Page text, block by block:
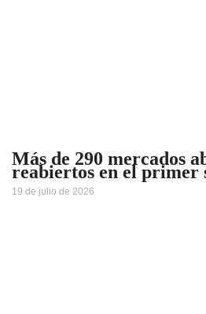
Más de 290 mercados
reabiertos en el primer
19 de julio de 2026